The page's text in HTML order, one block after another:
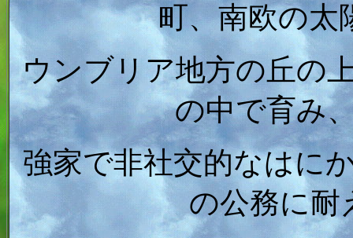
町、南欧の太
ウンブリア地方の丘の
の中で育み
強家で非社交的なはに
の公務に耐